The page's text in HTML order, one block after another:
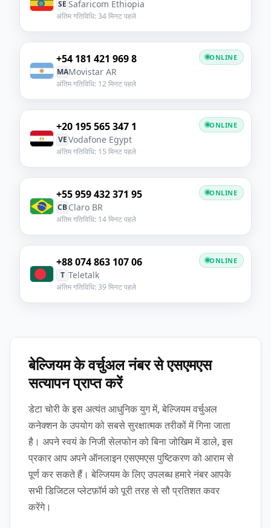
SE Safaricom Ethiopia
अंतिम गतिविधि: 34 मिनट पहले
+54 181 421 969 8
MAMovistar AR
अंतिम गतिविधि: 12 मिनट पहले
ONLINE
+20 195 565 347 1
VEVodafone Egypt
अंतिम गतिविधि: 15 मिनट पहले
ONLINE
+55 959 432 371 95
CBClaro BR
अंतिम गतिविधि: 14 मिनट पहले
ONLINE
+88 074 863 107 06
T Teletalk
अंतिम गतिविधि: 39 मिनट पहले
ONLINE
बेल्जियम के वर्चुअल नंबर से एसएमएस
सत्यापन प्राप्त करें
डेटा चोरी के इस अत्यंत आधुनिक युग में, बेल्जियम वर्चुअल
कनेक्शन के उपयोग को सबसे सुरक्षात्मक तरीकों में गिना जाता
है। अपने स्वयं के निजी सेलफोन को बिना जोखिम में डाले, इस
प्रकार आप अपने ऑनलाइन एसएमएस पुष्टिकरण को आराम से
पूर्ण कर सकते हैं। बेल्जियम के लिए उपलब्ध हमारे नंबर आपके
सभी डिजिटल प्लेटफ़ॉर्म को पूरी तरह से सौ प्रतिशत कवर
करेंगे।